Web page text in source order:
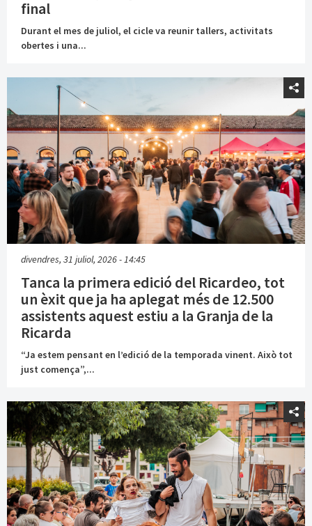
final
Durant el mes de juliol, el cicle va reunir tallers, activitats
obertes i una...
divendres, 31 juliol, 2026 - 14:45
Tanca la primera edició del Ricardeo, tot
un èxit que ja ha aplegat més de 12.500
assistents aquest estiu a la Granja de la
Ricarda
“Ja estem pensant en l’edició de la temporada vinent. Això tot
just comença”,...